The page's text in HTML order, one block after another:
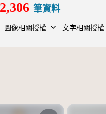
2,306 筆資料
圖像相關授權 文字相關授權